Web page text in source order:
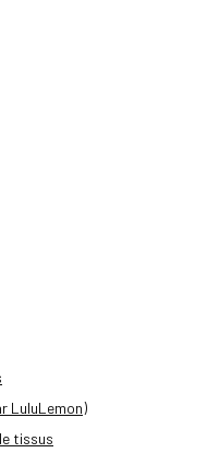
LuluLemon)
tissus